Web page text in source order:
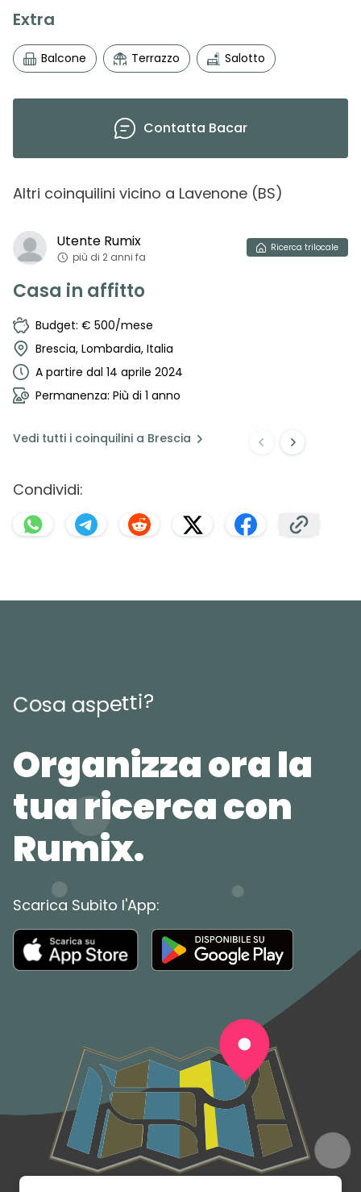
Extra
Balcone Terrazzo Salotto
Contatta Bacar
Altri coinquilini vicino a Lavenone (BS)
Utente Rumix
più di 2 anni fa
Ricerca trilocale
Casa in affitto
Budget: € 500/mese
Brescia, Lombardia, Italia
A partire dal 14 aprile 2024
Permanenza: Più di 1 anno
Vedi tutti i coinquilini a Brescia
Condividi:
Cosa aspetti?
Organizza ora la
tua ricerca con
Rumix.
Scarica Subito l'App: